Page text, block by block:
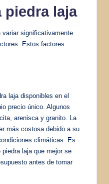
piedra laja
variar significativamente
Estos factores
laja disponibles en el
precio único. Algunos
arenisca y granito. La
más costosa debido a su
climáticas. Es
laja que mejor se
antes de tomar